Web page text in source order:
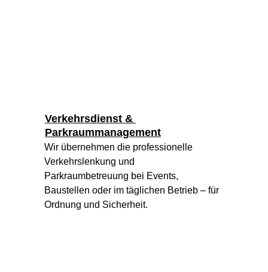
Verkehrsdienst &
Parkraummanagement
Wir übernehmen die professionelle
Verkehrslenkung und
Parkraumbetreuung bei Events,
Baustellen oder im täglichen Betrieb – für
Ordnung und Sicherheit.